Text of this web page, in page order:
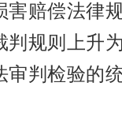
害赔偿法律
规则上升
审判检验的